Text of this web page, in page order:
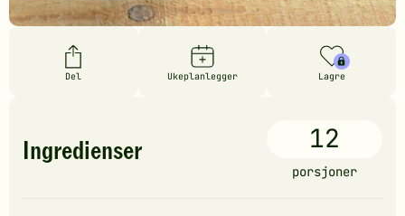
Del Ukeplanlegger Lagre
Ingredienser 12
porsjoner